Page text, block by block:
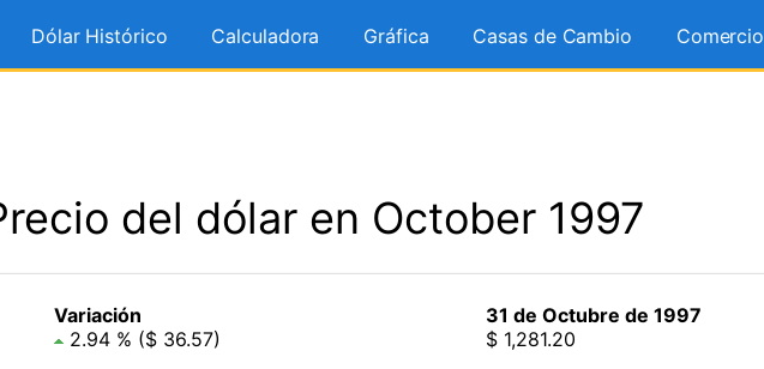
Dólar Histórico Calculadora Gráfica Casas de Cambio Comercio
del dólar en October 1997
Variación
2.94 % ($ 36.57)
31 de Octubre de 1997
$ 1,281.20